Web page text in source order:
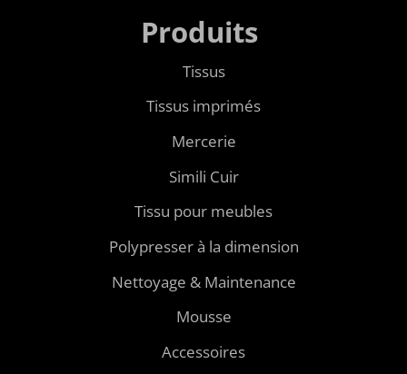
Produits
Tissus
Tissus imprimés
Mercerie
Simili Cuir
Tissu pour meubles
Polypresser à la dimension
Nettoyage & Maintenance
Mousse
Accessoires